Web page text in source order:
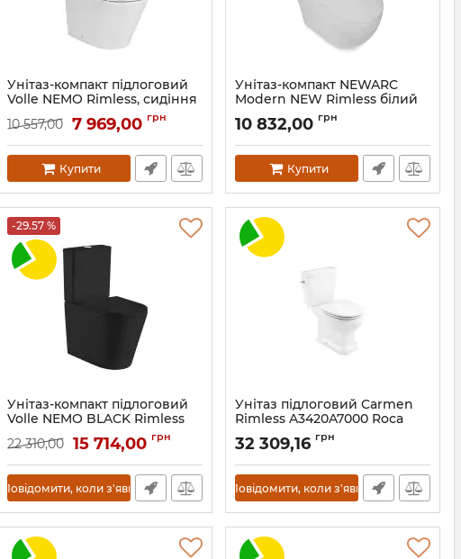
Унітаз-компакт підлоговий
Volle NEMO Rimless, сидіння
Артикул:13-17-377
10 557,00 7 969,00 грн
Купити
Унітаз-компакт NEWARC
Modern NEW Rimless білий
Артикул:3822W
10 832,00 грн
Купити
-29.57 %
Унітаз-компакт підлоговий
Volle NEMO BLACK Rimless
матовий, сидіння Slim slow-
closing
Артикул:13-17-377 Black
22 310,00 15 714,00 грн
Повідомити, коли з'явиться
Унітаз підлоговий Carmen
Rimless A3420A7000 Roca
Артикул:A3420A7000
32 309,16 грн
Повідомити, коли з'явиться